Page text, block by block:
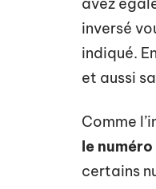
inversé
indiqué.
et aussi
Comme
le numéro
certains